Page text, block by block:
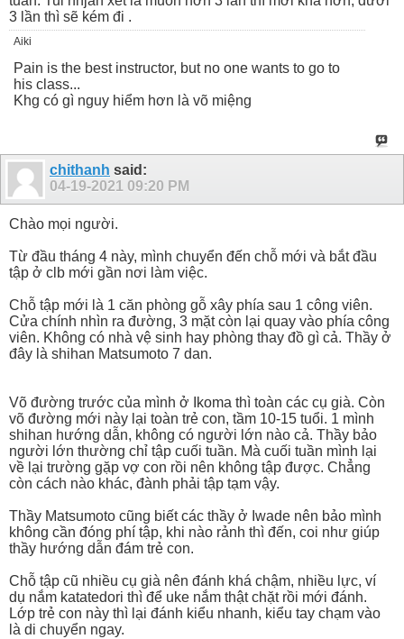
3 lần thì sẽ kém đi .
Aiki
Pain is the best instructor, but no one wants to go to
his class...
Khg có gì nguy hiểm hơn là võ miệng
chithanh said:
04-19-2021 09:20 PM
Chào mọi người.
Từ đầu tháng 4 này, mình chuyển đến chỗ mới và bắt đầu
tập ở clb mới gần nơi làm việc.
Chỗ tập mới là 1 căn phòng gỗ xây phía sau 1 công viên.
Cửa chính nhìn ra đường, 3 mặt còn lại quay vào phía công
viên. Không có nhà vệ sinh hay phòng thay đồ gì cả. Thầy ở
đây là shihan Matsumoto 7 dan.
Võ đường trước của mình ở Ikoma thì toàn các cụ già. Còn
võ đường mới này lại toàn trẻ con, tầm 10-15 tuổi. 1 mình
shihan hướng dẫn, không có người lớn nào cả. Thầy bảo
người lớn thường chỉ tập cuối tuần. Mà cuối tuần mình lại
về lại trường gặp vợ con rồi nên không tập được. Chẳng
còn cách nào khác, đành phải tập tạm vậy.
Thầy Matsumoto cũng biết các thầy ở Iwade nên bảo mình
không cần đóng phí tập, khi nào rảnh thì đến, coi như giúp
thầy hướng dẫn đám trẻ con.
Chỗ tập cũ nhiều cụ già nên đánh khá chậm, nhiều lực, ví
dụ nắm katatedori thì để uke nắm thật chặt rồi mới đánh.
Lớp trẻ con này thì lại đánh kiểu nhanh, kiểu tay chạm vào
là di chuyển ngay.